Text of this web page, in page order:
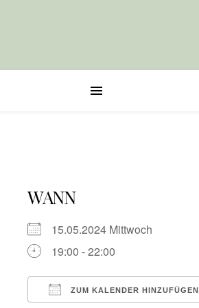
WANN
15.05.2024 Mittwoch
19:00 - 22:00
ZUM KALENDER HINZUFÜGEN